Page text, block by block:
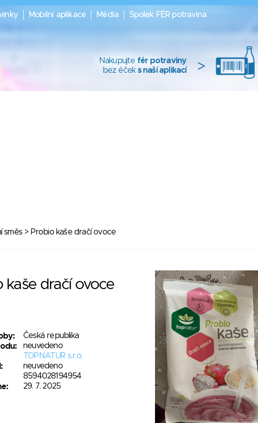
Mobilní aplikace Média Spolek FÉR potravina
Nakupujte fér potraviny
bez éček s naší aplikací >
směs > Probio kaše dračí ovoce
kaše dračí ovoce
Česká republika
neuvedeno
TOPNATUR s.r.o.
neuvedeno
8594028194954
29. 7. 2025